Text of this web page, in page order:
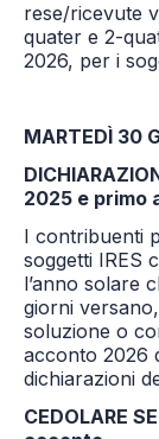
rese/ricevute
quater e 2-
2026, per i
MARTEDÌ 30
2025 e primo
I contribuenti
soggetti IRES
l’anno solare
giorni
soluzione o
acconto 2026
dichiarazioni
CEDOLARE